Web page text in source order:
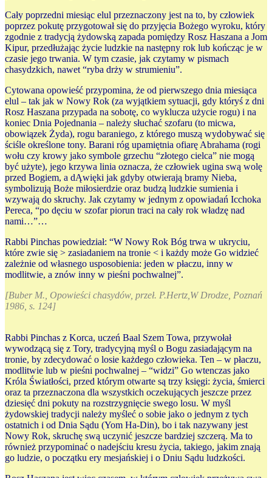
Cały poprzedni miesiąc elul przeznaczony jest na to, by człowiek
poprzez pokutę przygotował się do przyjęcia Bożego wyroku, który
zgodnie z tradycją żydowską zapada pomiędzy Rosz Haszana a Jom
Kipur, przedłużając życie ludzkie na następny rok lub kończąc je w
czasie jego trwania. W tym czasie, jak czytamy w pismach
chasydzkich, nawet “ryba drży w strumieniu”.
Cytowana opowieść przypomina, że od pierwszego dnia miesiąca
elul – tak jak w Nowy Rok (za wyjątkiem sytuacji, gdy któryś z dni
Rosz Haszana przypada na sobotę, co wyklucza użycie rogu) i na
koniec Dnia Pojednania – należy słuchać szofaru (to micwa,
obowiązek Żyda), rogu baraniego, z którego muszą wydobywać się
ściśle określone tony. Barani róg upamiętnia ofiarę Abrahama (rogi
wołu czy krowy jako symbole grzechu “złotego cielca” nie mogą
być użyte), jego krzywa linia oznacza, że człowiek ugina swą wolę
przed Bogiem, a dĄwięki jak gdyby otwierają bramy Nieba,
symbolizują Boże miłosierdzie oraz budzą ludzkie sumienia i
wzywają do skruchy. Jak czytamy w jednym z opowiadań Icchoka
Pereca, “po dęciu w szofar piorun traci na cały rok władzę nad
nami…”…
Rabbi Pinchas powiedział: “W Nowy Rok Bóg trwa w ukryciu,
które zwie się > zasiadaniem na tronie < i każdy może Go widzieć
zależnie od własnego usposobienia: jeden w płaczu, inny w
modlitwie, a znów inny w pieśni pochwalnej”.
[Buber M., Opowieści chasydów, przeł. P.Hertz,W Drodze, Poznań
1986, s. 124]
Rabbi Pinchas z Korca, uczeń Baal Szem Towa, przywołał
wywodzącą się z Tory, tradycyjną myśl o Bogu zasiadającym na
tronie, by zdecydować o losie każdego człowieka. Ten – w płaczu,
modlitwie lub w pieśni pochwalnej – “widzi” Go wtenczas jako
Króla Światłości, przed którym otwarte są trzy księgi: życia, śmierci
oraz ta przeznaczona dla wszystkich oczekujących jeszcze przez
dziesięć dni pokuty na rozstrzygnięcie swego losu. W myśl
żydowskiej tradycji należy myśleć o sobie jako o jednym z tych
ostatnich i od Dnia Sądu (Yom Ha-Din), bo i tak nazywany jest
Nowy Rok, skruchę swą uczynić jeszcze bardziej szczerą. Ma to
również przypominać o nadejściu kresu życia, takiego, jakim znają
go ludzie, o początku ery mesjańskiej i o Dniu Sądu ludzkości.